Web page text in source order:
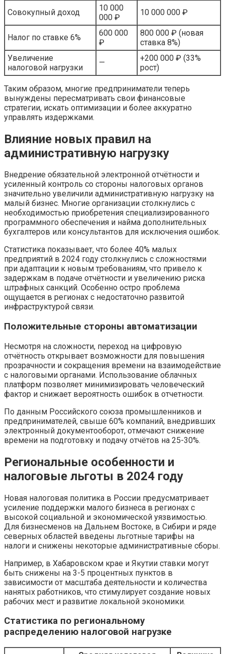
Совокупный доход
10 000
000 ₽
10 000 000 ₽
Налог по ставке 6%
600 000
₽
800 000 ₽ (новая
ставка 8%)
Увеличение
налоговой нагрузки
—
+200 000 ₽ (33%
рост)
Таким образом, многие предприниматели теперь
вынуждены пересматривать свои финансовые
стратегии, искать оптимизации и более аккуратно
управлять издержками.
Влияние новых правил на
административную нагрузку
Внедрение обязательной электронной отчётности и
усиленный контроль со стороны налоговых органов
значительно увеличили административную нагрузку на
малый бизнес. Многие организации столкнулись с
необходимостью приобретения специализированного
программного обеспечения и найма дополнительных
бухгалтеров или консультантов для исключения ошибок.
Статистика показывает, что более 40% малых
предприятий в 2024 году столкнулись с сложностями
при адаптации к новым требованиям, что привело к
задержкам в подаче отчётности и увеличению риска
штрафных санкций. Особенно остро проблема
ощущается в регионах с недостаточно развитой
инфраструктурой связи.
Положительные стороны автоматизации
Несмотря на сложности, переход на цифровую
отчётность открывает возможности для повышения
прозрачности и сокращения времени на взаимодействие
с налоговыми органами. Использование облачных
платформ позволяет минимизировать человеческий
фактор и снижает вероятность ошибок в отчетности.
По данным Российского союза промышленников и
предпринимателей, свыше 60% компаний, внедривших
электронный документооборот, отмечают снижение
времени на подготовку и подачу отчётов на 25-30%.
Региональные особенности и
налоговые льготы в 2024 году
Новая налоговая политика в России предусматривает
усиление поддержки малого бизнеса в регионах с
высокой социальной и экономической уязвимостью.
Для бизнесменов на Дальнем Востоке, в Сибири и ряде
северных областей введены льготные тарифы на
налоги и снижены некоторые административные сборы.
Например, в Хабаровском крае и Якутии ставки могут
быть снижены на 3-5 процентных пунктов в
зависимости от масштаба деятельности и количества
нанятых работников, что стимулирует создание новых
рабочих мест и развитие локальной экономики.
Статистика по региональному
распределению налоговой нагрузке